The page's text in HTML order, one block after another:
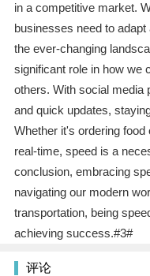
in a competitive market.
businesses need to
the ever-changing
significant role in how we
others. With social media
and quick updates,
Whether it's ordering
real-time, speed is a
conclusion, embracing
navigating our modern
transportation, being
achieving success.#3#
评论